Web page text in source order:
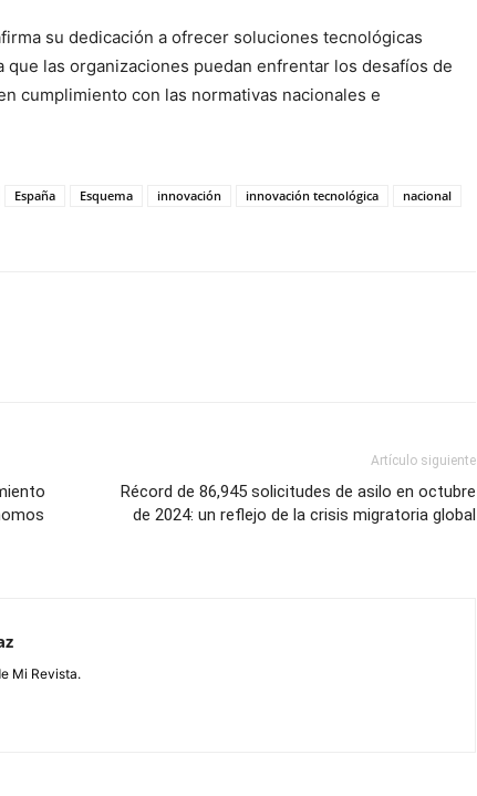
su dedicación a ofrecer soluciones tecnológicas
que las organizaciones puedan enfrentar los desafíos de
cumplimiento con las normativas nacionales e
España Esquema innovación innovación tecnológica
nacional
Artículo siguiente
Récord de 86,945 solicitudes de asilo en octubre
de 2024: un reflejo de la crisis migratoria global
Mi Revista.